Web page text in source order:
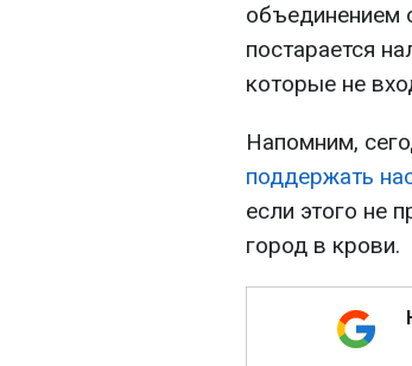
объединением
постарается
которые не
Напомним,
поддержать
если этого не
город в крови.